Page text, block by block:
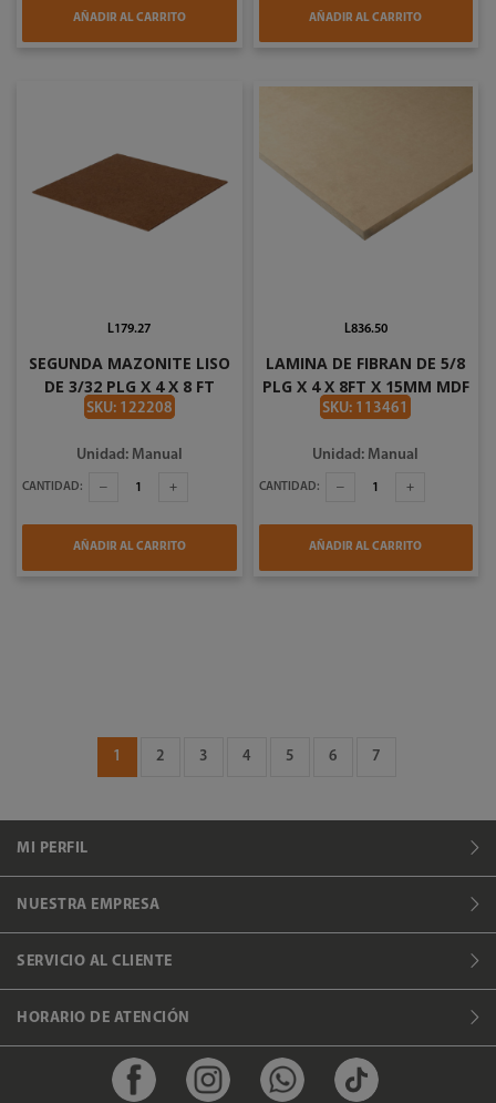
AÑADIR AL CARRITO AÑADIR AL CARRITO
SEGUNDA MAZONITE LISO
DE 3/32 PLG X 4 X 8 FT
BRASILEÑO
SKU: 122208
L179.27
Unidad: Manual
CANTIDAD:
AÑADIR AL CARRITO
LAMINA DE FIBRAN DE 5/8
PLG X 4 X 8FT X 15MM MDF
AMTK
SKU: 113461
L836.50
Unidad: Manual
CANTIDAD:
AÑADIR AL CARRITO
1 2 3 4 5 6 7
MI PERFIL
NUESTRA EMPRESA
SERVICIO AL CLIENTE
HORARIO DE ATENCIÓN